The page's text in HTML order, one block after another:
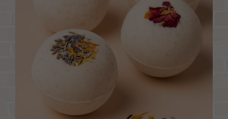
Lorem ipsum dolor sit amet, consectetuer adipiscing elit.
Aenean commodo ligula eget dolor. Aenean massa. Cum sociis
natoque penatibus et magnis dis parturient montes, nascetur